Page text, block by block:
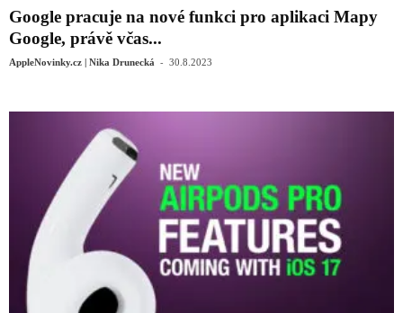
Google pracuje na nové funkci pro aplikaci Mapy
Google, právě včas...
AppleNovinky.cz | Nika Drunecká - 30.8.2023